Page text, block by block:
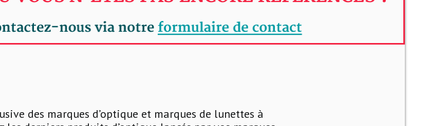
des marques d’optique et marques de lunettes à